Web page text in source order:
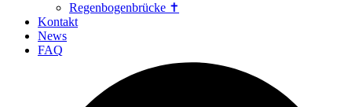
Regenbogenbrücke ✝
Kontakt
News
FAQ